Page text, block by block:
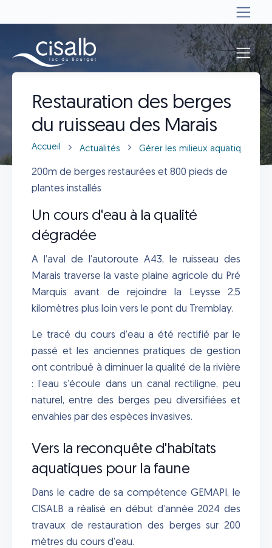
Restauration des berges
du ruisseau des Marais
Accueil Actualités Gérer les milieux aquatiques
200m de berges restaurées et 800 pieds de
plantes installés
Un cours d'eau à la qualité
dégradée
A l’aval de l’autoroute A43, le ruisseau des
Marais traverse la vaste plaine agricole du Pré
Marquis avant de rejoindre la Leysse 2,5
kilomètres plus loin vers le pont du Tremblay.
Le tracé du cours d’eau a été rectifié par le
passé et les anciennes pratiques de gestion
ont contribué à diminuer la qualité de la rivière
: l’eau s’écoule dans un canal rectiligne, peu
naturel, entre des berges peu diversifiées et
envahies par des espèces invasives.
Vers la reconquête d'habitats
aquatiques pour la faune
Dans le cadre de sa compétence GEMAPI, le
CISALB a réalisé en début d’année 2024 des
travaux de restauration des berges sur 200
mètres du cours d’eau.